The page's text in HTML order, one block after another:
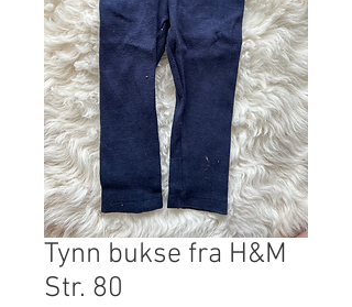
Tynn bukse fra H&M
Str. 80